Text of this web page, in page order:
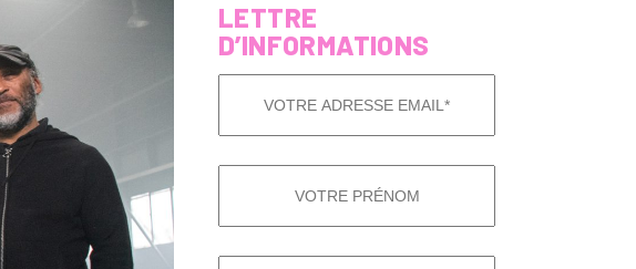
LETTRE
D’INFORMATIONS